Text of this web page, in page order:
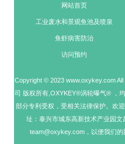
网站首页
工业废水和景观鱼池及喷泉
鱼虾病害防治
访问预约
Copyright © 2023 www.oxykey.com
司 版权所有,OXYKEY®涡轮曝气® ，
部分专利受权，受相关法律保护。欢
址：泰兴市城东高新技术产业园
team@oxykey.com，以便我们的